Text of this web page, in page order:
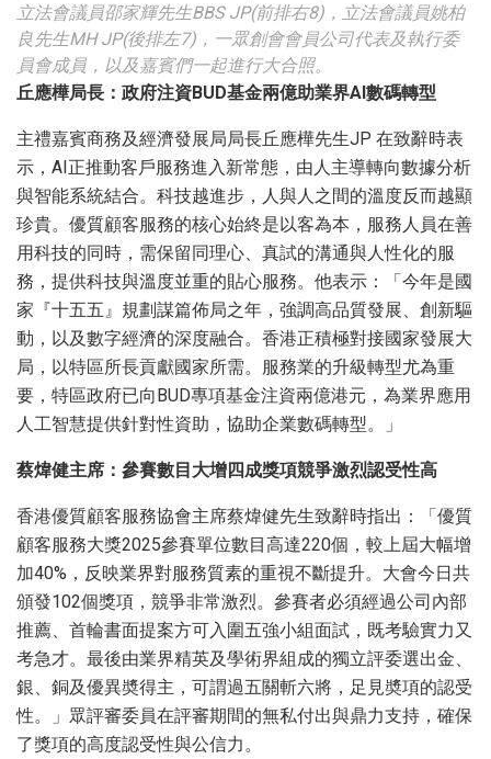
立法會議員邵家輝先生BBS JP(前排右8)，立法會議員姚柏
良先生MH JP(後排左7)，一眾創會會員公司代表及執行委
員會成員，以及嘉賓們一起進行大合照。
丘應樺局長：政府注資BUD基金兩億助業界AI數碼轉型
主禮嘉賓商務及經濟發展局局長丘應樺先生JP 在致辭時表
示，AI正推動客戶服務進入新常態，由人主導轉向數據分析
與智能系統結合。科技越進步，人與人之間的溫度反而越顯
珍貴。優質顧客服務的核心始終是以客為本，服務人員在善
用科技的同時，需保留同理心、真試的溝通與人性化的服
務，提供科技與溫度並重的貼心服務。他表示：「今年是國
家『十五五』規劃謀篇佈局之年，強調高品質發展、創新驅
動，以及數字經濟的深度融合。香港正積極對接國家發展大
局，以特區所長貢獻國家所需。服務業的升級轉型尤為重
要，特區政府已向BUD專項基金注資兩億港元，為業界應用
人工智慧提供針對性資助，協助企業數碼轉型。」
蔡煒健主席：參賽數目大增四成獎項競爭激烈認受性高
香港優質顧客服務協會主席蔡煒健先生致辭時指出：「優質
顧客服務大獎2025參賽單位數目高達220個，較上屆大幅增
加40%，反映業界對服務質素的重視不斷提升。大會今日共
頒發102個獎項，競爭非常激烈。參賽者必須經過公司內部
推薦、首輪書面提案方可入圍五強小組面試，既考驗實力又
考急才。最後由業界精英及學術界組成的獨立評委選出金、
銀、銅及優異奬得主，可謂過五關斬六將，足見奬項的認受
性。」眾評審委員在評審期間的無私付出與鼎力支持，確保
了獎項的高度認受性與公信力。